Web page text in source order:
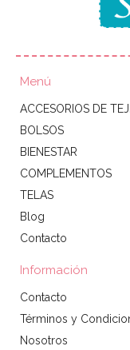
Menú
ACCESORIOS DE
BOLSOS
BIENESTAR
COMPLEMENTOS
TELAS
Blog
Contacto
Información
Contacto
Términos y
Nosotros